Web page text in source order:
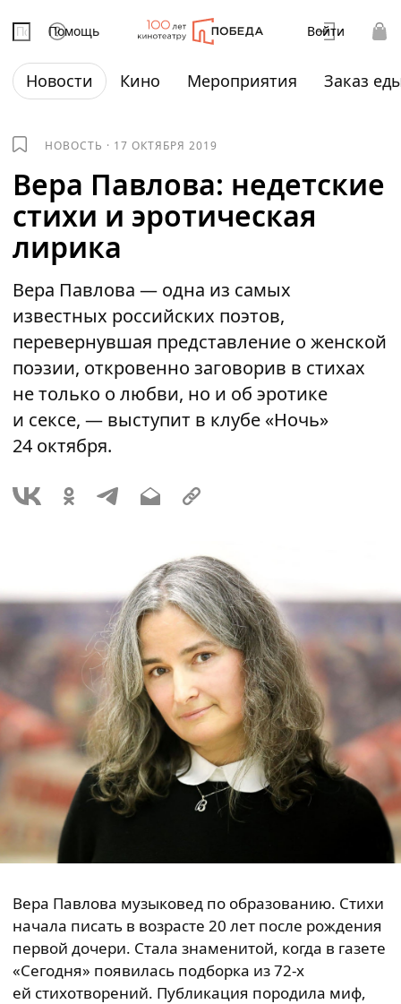
Помощь Войти
Новости Кино Мероприятия Заказ
НОВОСТЬ · 17 ОКТЯБРЯ 2019
Вера Павлова: недетские
стихи и эротическая
лирика
Вера Павлова — одна из самых
известных российских поэтов,
перевернувшая представление о женской
поэзии, откровенно заговорив в стихах
не только о любви, но и об эротике
и сексе, — выступит в клубе «Ночь»
24 октября.
Вера Павлова музыковед по образованию. Стихи
начала писать в возрасте 20 лет после рождения
первой дочери. Стала знаменитой, когда в газете
«Сегодня» появилась подборка из 72-х
ей стихотворений. Публикация породила миф,